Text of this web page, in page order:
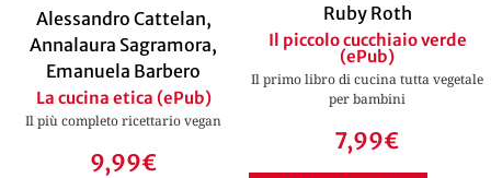
Alessandro Cattelan,
Annalaura Sagramora,
Emanuela Barbero
La cucina etica (ePub)
Il più completo ricettario vegan
9,99€
Ruby Roth
Il piccolo cucchiaio verde
(ePub)
Il primo libro di cucina tutta vegetale
per bambini
7,99€